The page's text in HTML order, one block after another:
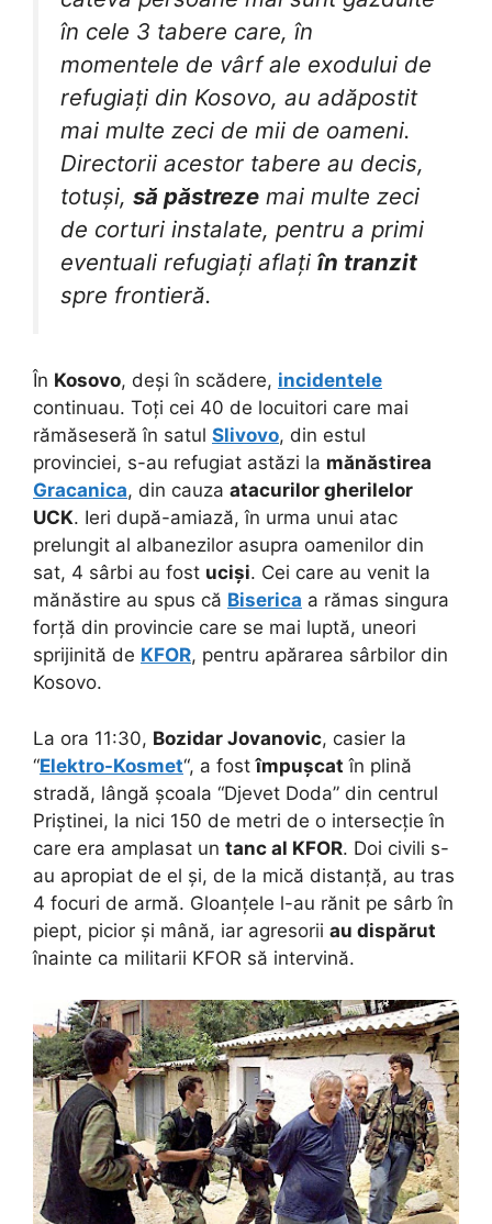
în cele 3 tabere care, în
momentele de vârf ale exodului de
refugiați din Kosovo, au adăpostit
mai multe zeci de mii de oameni.
Directorii acestor tabere au decis,
totuși, să păstreze mai multe zeci
de corturi instalate, pentru a primi
eventuali refugiați aflați în tranzit
spre frontieră.
În Kosovo, deși în scădere, incidentele
continuau. Toți cei 40 de locuitori care mai
rămăseseră în satul Slivovo, din estul
provinciei, s-au refugiat astăzi la mănăstirea
Gracanica, din cauza atacurilor gherilelor
UCK. Ieri după-amiază, în urma unui atac
prelungit al albanezilor asupra oamenilor din
sat, 4 sârbi au fost uciși. Cei care au venit la
mănăstire au spus că Biserica a rămas singura
forță din provincie care se mai luptă, uneori
sprijinită de KFOR, pentru apărarea sârbilor din
Kosovo.
La ora 11:30, Bozidar Jovanovic, casier la
“Elektro-Kosmet“, a fostîmpușcat în plină
stradă, lângă școala “Djevet Doda” din centrul
Priștinei, la nici 150 de metri de o intersecție în
care era amplasat un tanc al KFOR. Doi civili s-
au apropiat de el și, de la mică distanță, au tras
4 focuri de armă. Gloanțele l-au rănit pe sârb în
piept, picior și mână, iar agresorii au dispărut
înainte ca militarii KFOR să intervină.